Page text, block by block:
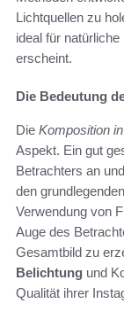
Lichtquellen zu
ideal für
erscheint.
Die Bedeutung
Die Komposition
Aspekt. Ein gut
Betrachters an
den
Verwendung von
Auge des
Gesamtbild zu
Belichtung und
Qualität ihrer